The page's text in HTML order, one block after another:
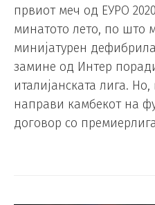
првиот меч од ЕУРО
минатото лето, по што
минијатурен
замине од Интер
италијанската лига. Но,
направи камбекот на
договор со